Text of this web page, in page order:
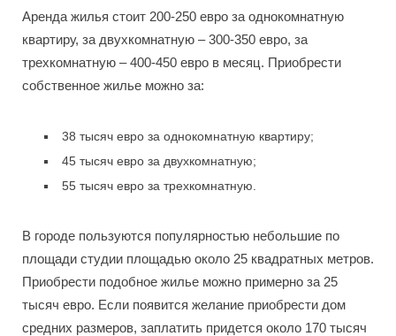
Аренда жилья стоит 200-250 евро за однокомнатную
квартиру, за двухкомнатную – 300-350 евро, за
трехкомнатную – 400-450 евро в месяц. Приобрести
собственное жилье можно за:
38 тысяч евро за однокомнатную квартиру;
45 тысяч евро за двухкомнатную;
55 тысяч евро за трехкомнатную.
В городе пользуются популярностью небольшие по
площади студии площадью около 25 квадратных метров.
Приобрести подобное жилье можно примерно за 25
тысяч евро. Если появится желание приобрести дом
средних размеров, заплатить придется около 170 тысяч